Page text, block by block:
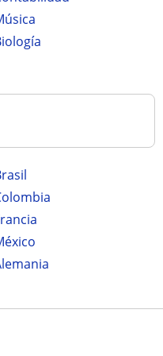
Música
Biología
Brasil
Colombia
Francia
México
Alemania